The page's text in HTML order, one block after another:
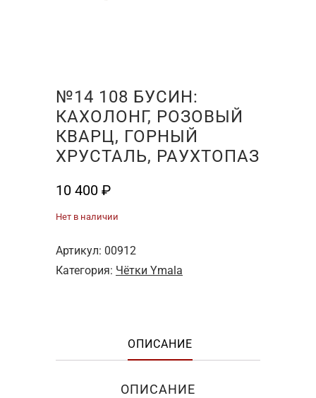
№14 108 БУСИН:
КАХОЛОНГ, РОЗОВЫЙ
КВАРЦ, ГОРНЫЙ
ХРУСТАЛЬ, РАУХТОПАЗ
10 400 ₽
Нет в наличии
Артикул: 00912
Категория: Чётки Ymala
ОПИСАНИЕ
ОПИСАНИЕ